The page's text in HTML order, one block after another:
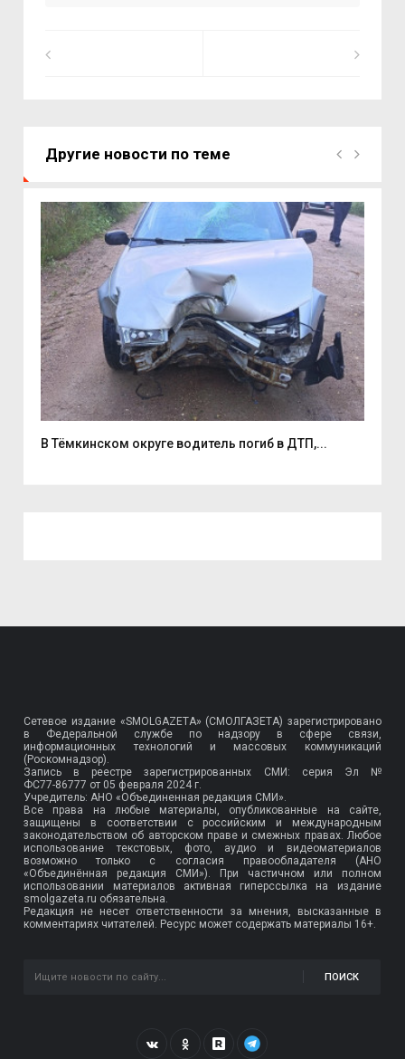
Другие новости по теме
В Тёмкинском округе водитель погиб в ДТП,...
Сетевое издание «SMOLGAZETA» (СМОЛГАЗЕТА) зарегистрировано
в Федеральной службе по надзору в сфере связи,
информационных технологий и массовых коммуникаций
(Роскомнадзор).
Запись в реестре зарегистрированных СМИ: серия Эл №
ФС77-86777 от 05 февраля 2024 г.
Учредитель: АНО «Объединенная редакция СМИ».
Все права на любые материалы, опубликованные на сайте,
защищены в соответствии с российским и международным
законодательством об авторском праве и смежных правах. Любое
использование текстовых, фото, аудио и видеоматериалов
возможно только с согласия правообладателя (АНО
«Объединённая редакция СМИ»). При частичном или полном
использовании материалов активная гиперссылка на издание
smolgazeta.ru обязательна.
Редакция не несет ответственности за мнения, высказанные в
комментариях читателей. Ресурс может содержать материалы 16+.
ПОИСК